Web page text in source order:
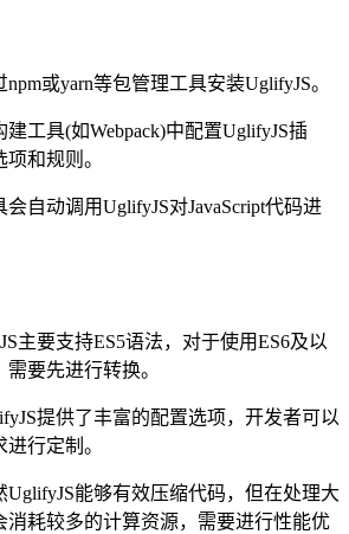
或yarn等包管理工具安装UglifyJS。
工具(如Webpack)中配置UglifyJS插
和规则。
自动调用UglifyJS对JavaScript代码进
主要支持ES5语法，对于使用ES6及以
需要先进行转换。
提供了丰富的配置选项，开发者可以
行定制。
UglifyJS能够有效压缩代码，但在处理大
消耗较多的计算资源，需要进行性能优